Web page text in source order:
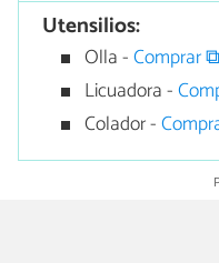
Utensilios:
Olla -Comprar ⧉
Licuadora -
Colador -